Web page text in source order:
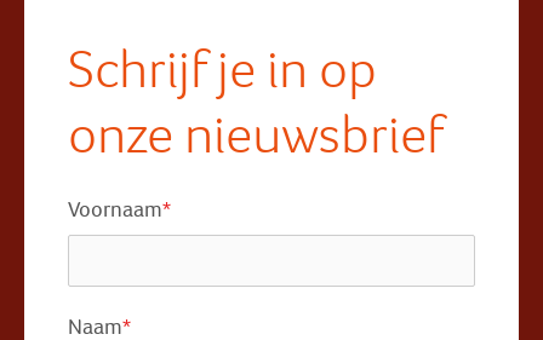
Schrijf je in op
onze nieuwsbrief
Voornaam*
Naam*